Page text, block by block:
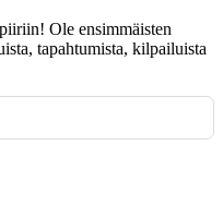
Ole ensimmäisten
tapahtumista, kilpailuista